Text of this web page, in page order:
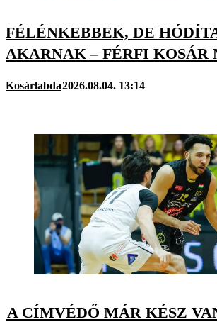
FÉLÉNKEBBEK, DE
AKARNAK – FÉRFI KOSÁR
Kosárlabda2026.08.04. 13:14
A CÍMVÉDŐ MÁR KÉSZ